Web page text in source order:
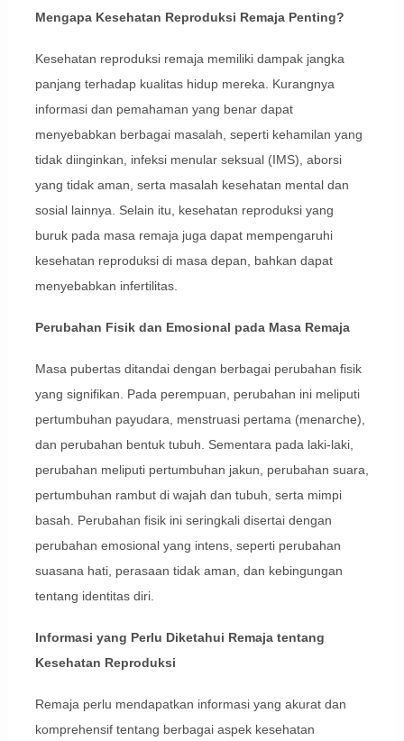
Mengapa Kesehatan Reproduksi Remaja Penting?
Kesehatan reproduksi remaja memiliki dampak jangka
panjang terhadap kualitas hidup mereka. Kurangnya
informasi dan pemahaman yang benar dapat
menyebabkan berbagai masalah, seperti kehamilan yang
tidak diinginkan, infeksi menular seksual (IMS), aborsi
yang tidak aman, serta masalah kesehatan mental dan
sosial lainnya. Selain itu, kesehatan reproduksi yang
buruk pada masa remaja juga dapat mempengaruhi
kesehatan reproduksi di masa depan, bahkan dapat
menyebabkan infertilitas.
Perubahan Fisik dan Emosional pada Masa Remaja
Masa pubertas ditandai dengan berbagai perubahan fisik
yang signifikan. Pada perempuan, perubahan ini meliputi
pertumbuhan payudara, menstruasi pertama (menarche),
dan perubahan bentuk tubuh. Sementara pada laki-laki,
perubahan meliputi pertumbuhan jakun, perubahan suara,
pertumbuhan rambut di wajah dan tubuh, serta mimpi
basah. Perubahan fisik ini seringkali disertai dengan
perubahan emosional yang intens, seperti perubahan
suasana hati, perasaan tidak aman, dan kebingungan
tentang identitas diri.
Informasi yang Perlu Diketahui Remaja tentang
Kesehatan Reproduksi
Remaja perlu mendapatkan informasi yang akurat dan
komprehensif tentang berbagai aspek kesehatan